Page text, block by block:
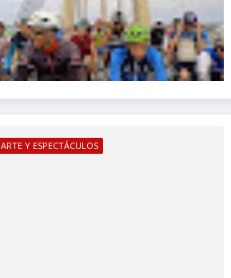
ARTE Y ESPECTÁCULOS